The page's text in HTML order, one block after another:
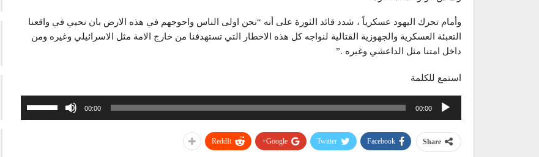
وأمام تحرك اليهود عسكرياً ، شدد قائد الثورة على أنه “نحن اولى الناس واحوجهم في هذه الارض بان نحيي في واقعنا
التعبئة العسكرية والجهوزية القتالية لنواجه كل هذه الاخطار التي تستهدفنا من خارج الامة مثل الاسرائيلي وغيره ومن
داخل امتنا مثل الداعشي وغيره .”
استمع للكلمة
مشغل
00:00
00:00
الأسهم
Share
Facebook
Twitter
Google+
ReddIt